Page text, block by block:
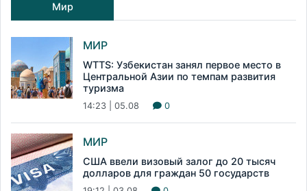
Мир
МИР
WTTS: Узбекистан занял первое место в
Центральной Азии по темпам развития
туризма
14:23 | 05.08 0
МИР
США ввели визовый залог до 20 тысяч
долларов для граждан 50 государств